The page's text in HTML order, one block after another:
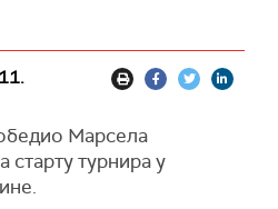
Марсела
старту турнира у